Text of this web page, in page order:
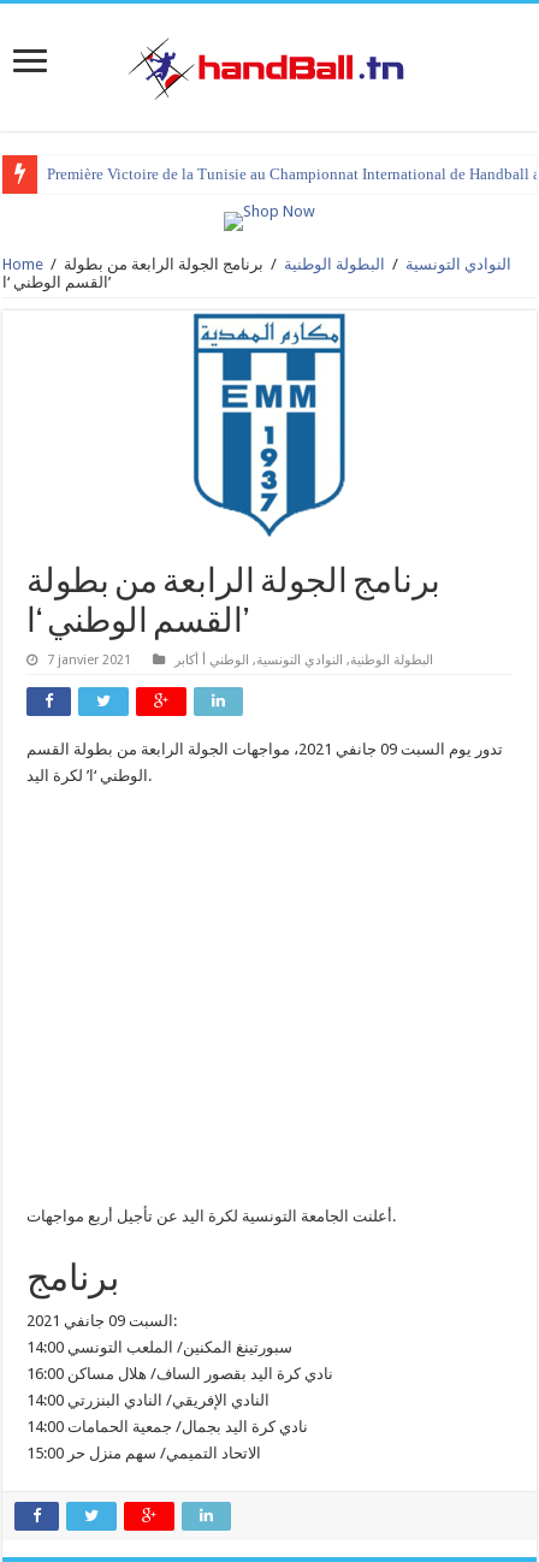
Première Victoire de la Tunisie au Championnat International de Handball
Home / النوادي التونسية / البطولة الوطنية / برنامج الجولة الرابعة من بطولة
القسم الوطني ‘ا’
برنامج الجولة الرابعة من بطولة
القسم الوطني ‘ا’
7 janvier 2021 البطولة الوطنية, النوادي التونسية, الوطني أ أكابر
تدور يوم السبت 09 جانفي 2021، مواجهات الجولة الرابعة من بطولة القسم
الوطني ‘ا’ لكرة اليد.
أعلنت الجامعة التونسية لكرة اليد عن تأجيل أربع مواجهات.
برنامج
السبت 09 جانفي 2021:
14:00 سبورتينغ المكنين/ الملعب التونسي
16:00 نادي كرة اليد بقصور الساف/ هلال مساكن
14:00 النادي الإفريقي/ النادي البنزرتي
14:00 نادي كرة اليد بجمال/ جمعية الحمامات
15:00 الاتحاد التميمي/ سهم منزل حر